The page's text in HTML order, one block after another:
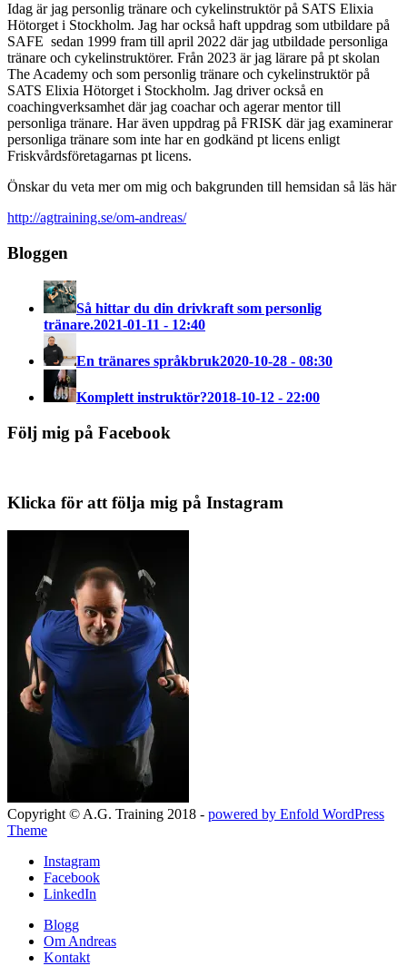
Idag är jag personlig tränare och cykelinstruktör på SATS Elixia
Hötorget i Stockholm. Jag har också haft uppdrag som utbildare på
SAFE sedan 1999 fram till april 2022 där jag utbildade personliga
tränare och cykelinstruktörer. Från 2023 är jag lärare på pt skolan
The Academy och som personlig tränare och cykelinstruktör på
SATS Elixia Hötorget i Stockholm. Jag driver också en
coachingverksamhet där jag coachar och agerar mentor till
personliga tränare. Har även uppdrag på FRISK där jag examinerar
personliga tränare som inte har en godkänd pt licens enligt
Friskvårdsföretagarnas pt licens.
Önskar du veta mer om mig och bakgrunden till hemsidan så läs här
http://agtraining.se/om-andreas/
Bloggen
Så hittar du din drivkraft som personlig
tränare.2021-01-11 - 12:40
En tränares språkbruk2020-10-28 - 08:30
Komplett instruktör?2018-10-12 - 22:00
Följ mig på Facebook
Klicka för att följa mig på Instagram
Copyright © A.G. Training 2018 - powered by Enfold WordPress
Theme
Instagram
Facebook
LinkedIn
Blogg
Om Andreas
Kontakt